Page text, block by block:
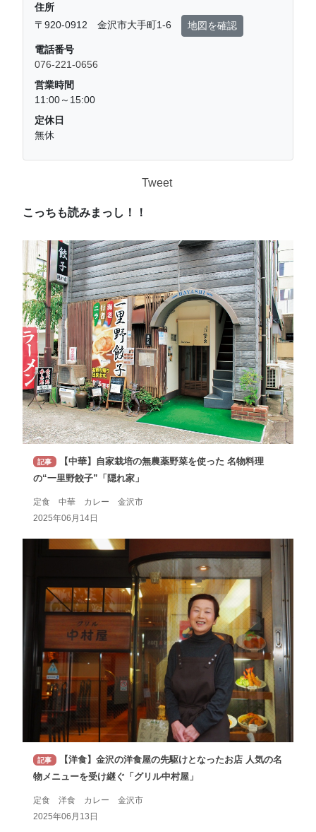
住所
〒920-0912 金沢市大手町1-6
地図を確認
電話番号
076-221-0656
営業時間
11:00～15:00
定休日
無休
Tweet
こっちも読みまっし！！
記事
【中華】自家栽培の無農薬野菜を使った 名物料理
の“一里野餃子”「隠れ家」
定食 中華 カレー 金沢市
2025年06月14日
記事
【洋食】金沢の洋食屋の先駆けとなったお店 人気の名
物メニューを受け継ぐ「グリル中村屋」
定食 洋食 カレー 金沢市
2025年06月13日